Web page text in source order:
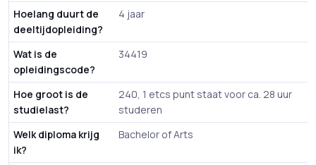
Hoelang duurt de
deeltijdopleiding?
4 jaar
Wat is de
opleidingscode?
34419
Hoe groot is de
studielast?
240, 1 etcs punt staat voor ca. 28 uur
studeren
Welk diploma krijg
ik?
Bachelor of Arts